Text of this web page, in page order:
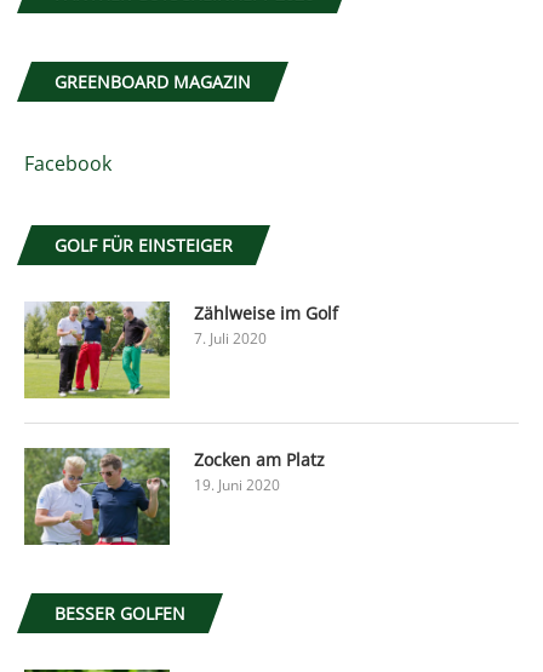
GREENBOARD MAGAZIN
Facebook
GOLF FÜR EINSTEIGER
Zählweise im Golf
7. Juli 2020
Zocken am Platz
19. Juni 2020
BESSER GOLFEN